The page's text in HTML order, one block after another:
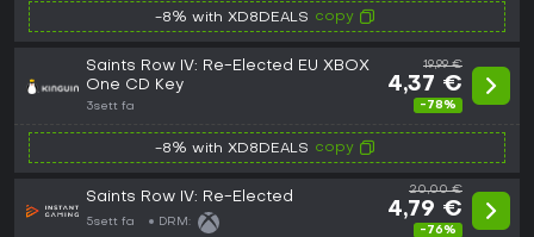
-8% with XD8DEALS copy
Saints Row IV: Re-Elected EU XBOX
One CD Key
3sett fa
19,99 €
4,37 €
-78%
-8% with XD8DEALS copy
Saints Row IV: Re-Elected
5sett fa DRM:
20,00 €
4,79 €
-76%